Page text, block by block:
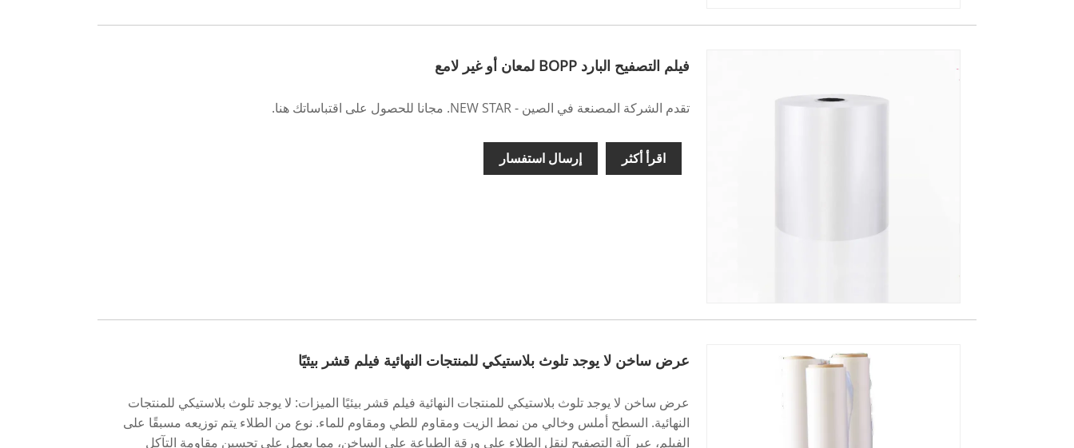
فيلم التصفيح البارد BOPP لمعان أو غير لامع
تقدم الشركة المصنعة في الصين - NEW STAR. مجانا للحصول على اقتباساتك هنا.
اقرأ أكثر إرسال استفسار
عرض ساخن لا يوجد تلوث بلاستيكي للمنتجات النهائية فيلم قشر بيئيًا
عرض ساخن لا يوجد تلوث بلاستيكي للمنتجات النهائية فيلم قشر بيئيًا الميزات: لا يوجد تلوث بلاستيكي للمنتجات
النهائية. السطح أملس وخالي من نمط الزيت ومقاوم للطي ومقاوم للماء. نوع من الطلاء يتم توزيعه مسبقًا على
الفيلم، عبر آلة التصفيح لنقل الطلاء على ورقة الطباعة على الساخن، مما يعمل على تحسين مقاومة التآكل